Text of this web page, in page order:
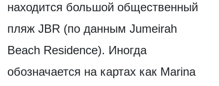
находится большой общественный
пляж JBR (по данным Jumeirah
Beach Residence). Иногда
обозначается на картах как Marina